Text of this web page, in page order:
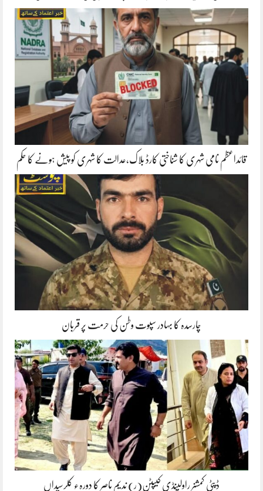
قائداعظم نامی شہری کا شناختی کارڈ بلاک،عدالت کا شہری کو پیش ہونے کا حکم
چارسدہ کا بہادر سپوت وطن کی حرمت پر قربان
ڈپٹی کمشنر راولپنڈی کیپٹن(ر) ندیم ناصر کا دورہء کلرسیداں